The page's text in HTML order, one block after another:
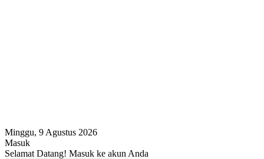
Minggu, 9 Agustus 2026
Masuk
Selamat Datang! Masuk ke akun Anda